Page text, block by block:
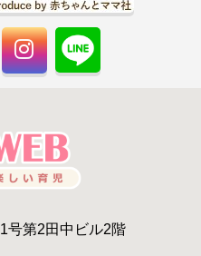
号第2田中ビル2階